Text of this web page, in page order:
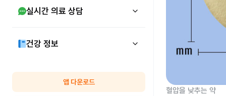
실시간 의료 상담
건강 정보
앱 다운로드
혈압을 낮추는 약